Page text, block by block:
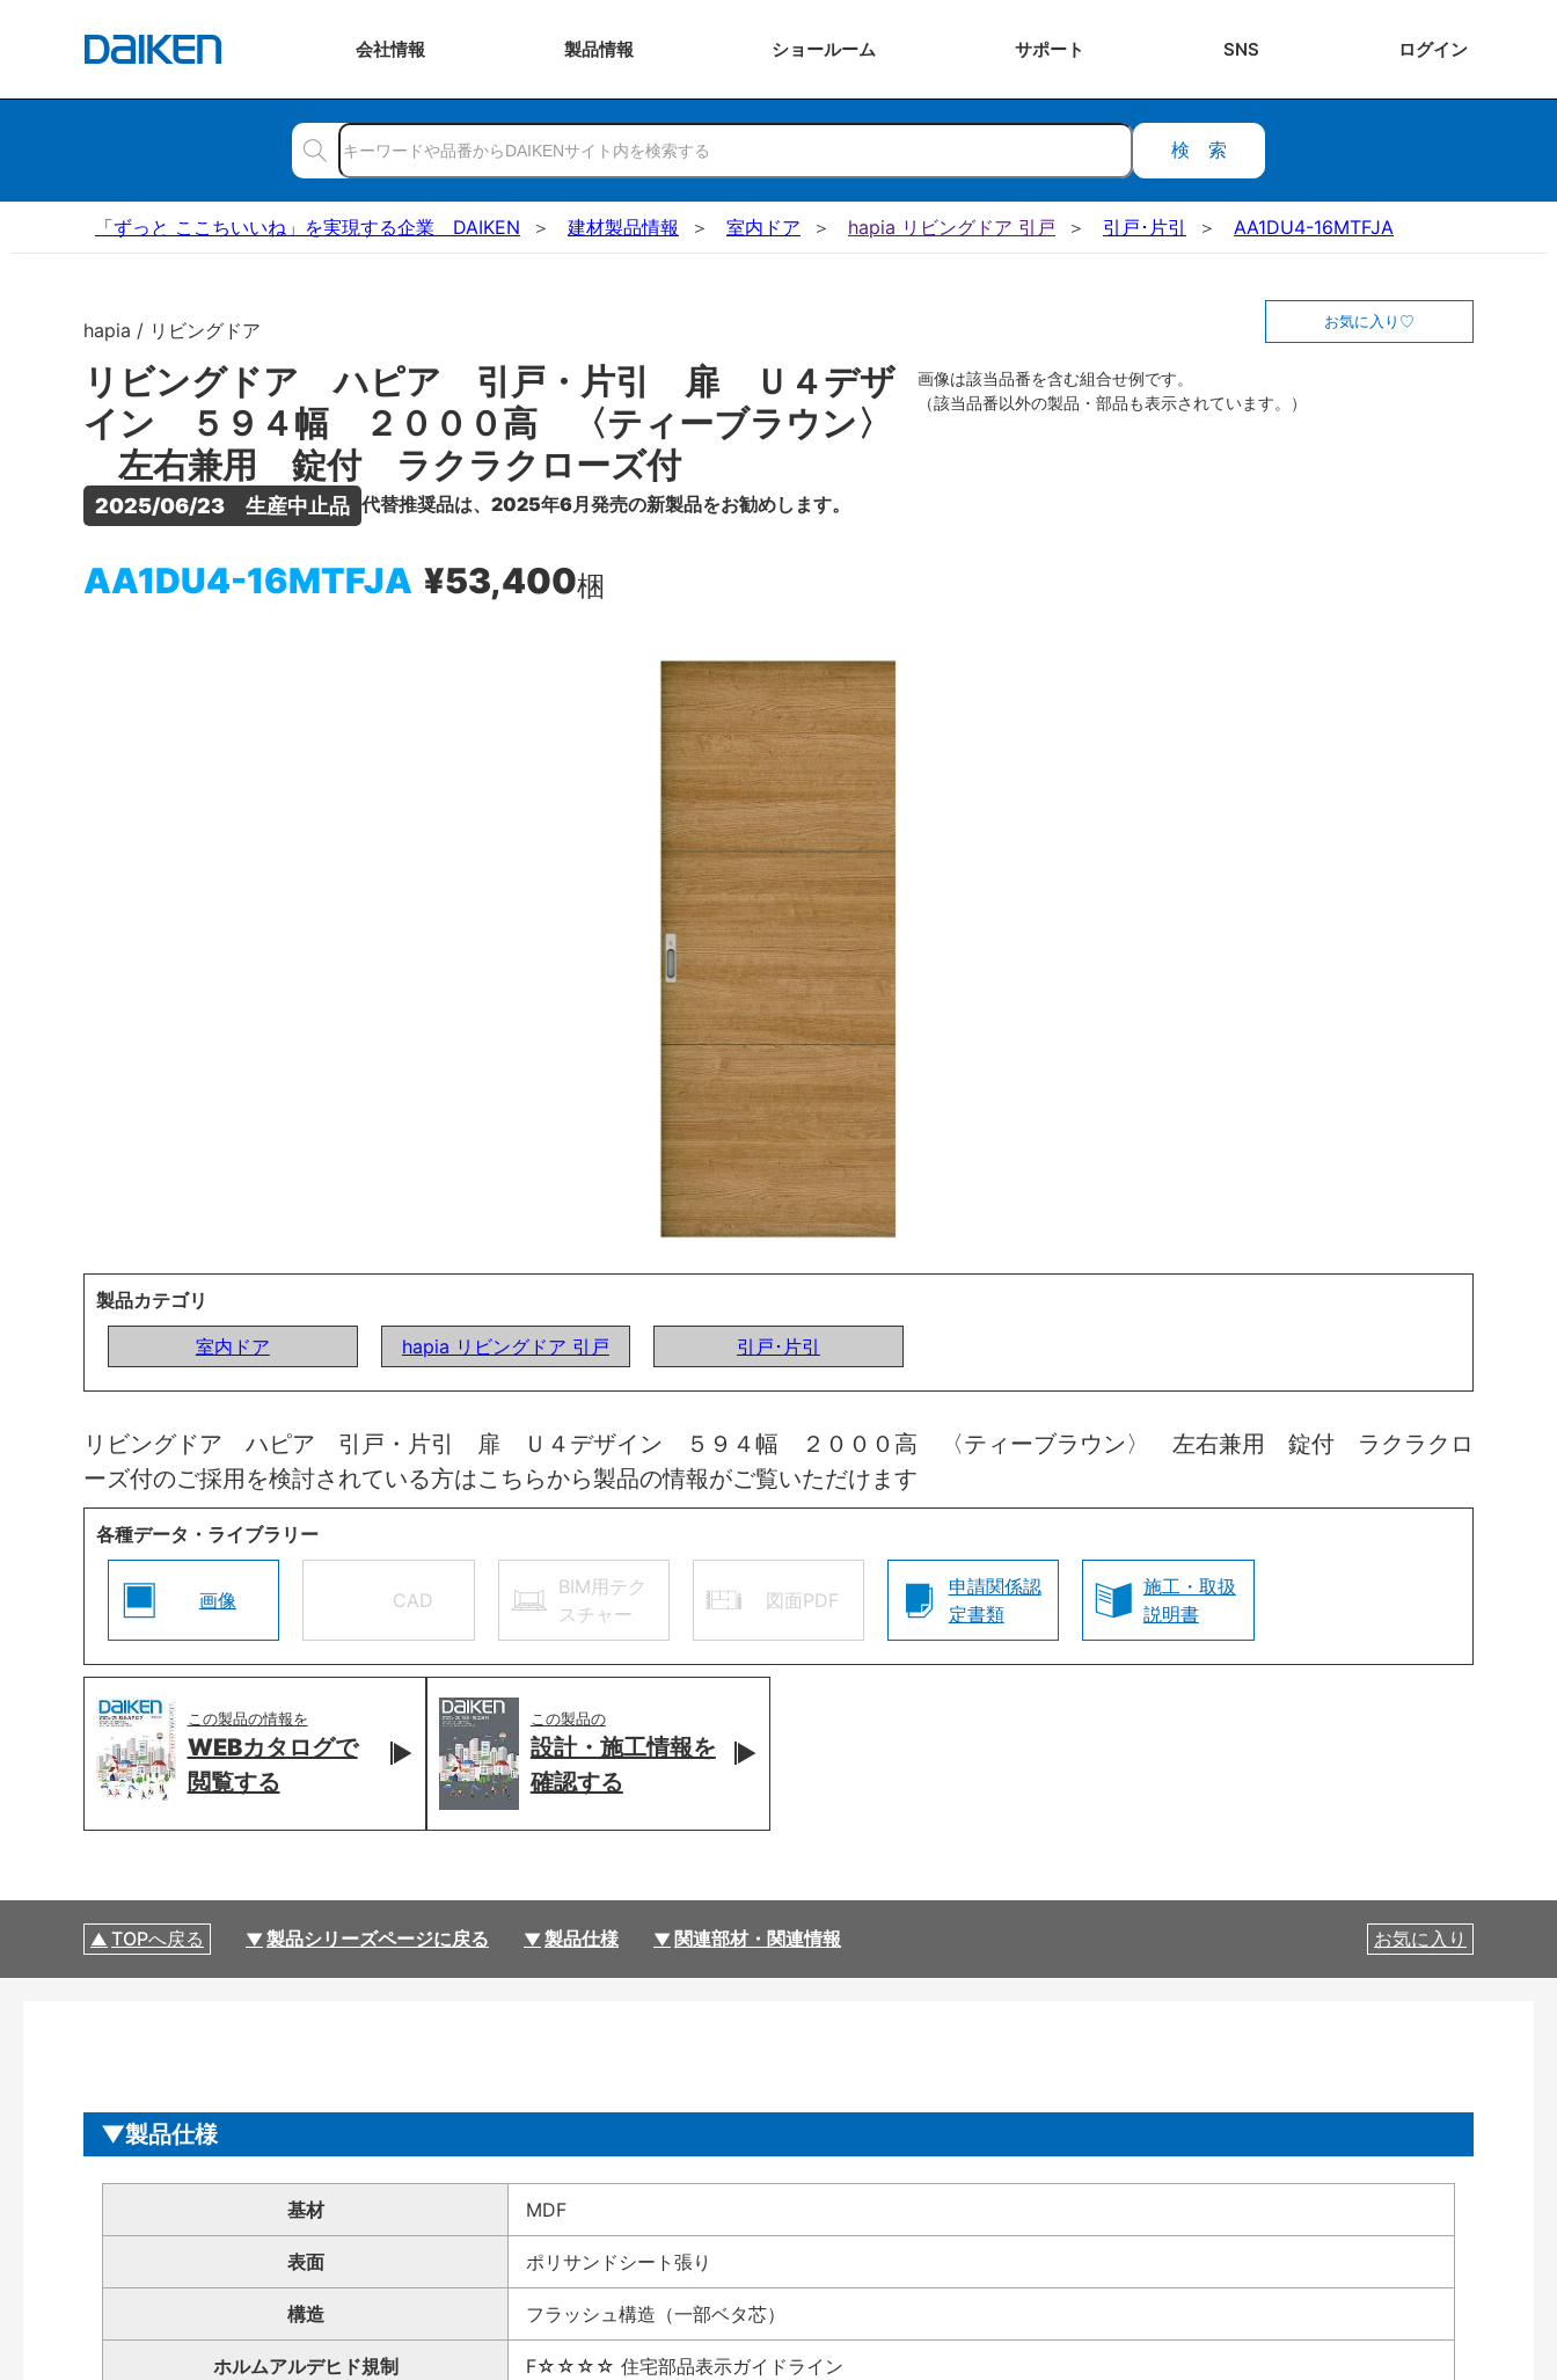
会社情報 製品情報 ショールーム サポート SNS ログイン
検索
「ずっと ここちいいね」を実現する企業 DAIKEN 建材製品情報 室内ドア hapia リビングドア 引戸 引戸･片引 AA1DU4-16MTFJA
hapia / リビングドア
リビングドア ハピア 引戸・片引 扉 Ｕ４デザ
イン ５９４幅 ２０００高 〈ティーブラウン〉
左右兼用 錠付 ラクラクローズ付
2025/06/23　生産中止品 代替推奨品は、2025年6月発売の新製品をお勧めします。
AA1DU4-16MTFJA ¥53,400梱
お気に入り
画像は該当品番を含む組合せ例です。
（該当品番以外の製品・部品も表示されています。）
製品カテゴリ
室内ドア
hapia リビングドア 引戸 引戸･片引
リビングドア ハピア 引戸・片引 扉 Ｕ４デザイン ５９４幅 ２０００高 〈ティーブラウン〉 左右兼用 錠付 ラクラクロ
ーズ付のご採用を検討されている方はこちらから製品の情報がご覧いただけます
各種データ・ライブラリー
画像 CAD
BIM用テク
スチャー
図面PDF
申請関係認
定書類
施工・取扱
説明書
この製品の情報を
WEBカタログで
閲覧する
この製品の
設計・施工情報を
確認する
TOPへ戻る 製品シリーズページに戻る 製品仕様 関連部材・関連情報 お気に入り
製品仕様
基材 MDF
表面 ポリサンドシート張り
構造 フラッシュ構造（一部ベタ芯）
ホルムアルデヒド規制 F☆☆☆☆ 住宅部品表示ガイドライン